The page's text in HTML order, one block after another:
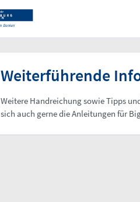
Weiter­führende
Weitere Handreichung sowie Tipps
sich auch gerne die Anleitungen für